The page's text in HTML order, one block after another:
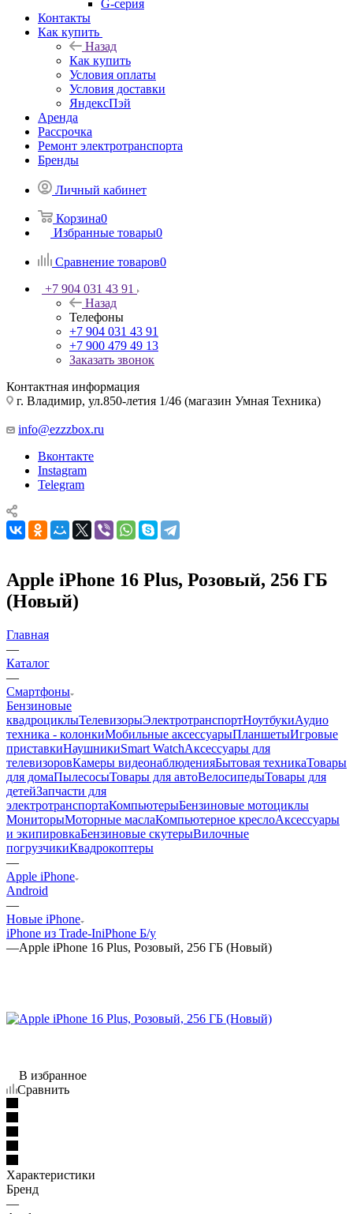
G-серия
Контакты
Как купить
Назад
Как купить
Условия оплаты
Условия доставки
ЯндексПэй
Аренда
Рассрочка
Ремонт электротранспорта
Бренды
Личный кабинет
Корзина0
Избранные товары0
Сравнение товаров0
+7 904 031 43 91
Назад
Телефоны
+7 904 031 43 91
+7 900 479 49 13
Заказать звонок
Контактная информация
г. Владимир, ул.850-летия 1/46 (магазин Умная Техника)
info@ezzzbox.ru
Вконтакте
Instagram
Telegram
Apple iPhone 16 Plus, Розовый, 256 ГБ
(Новый)
Главная
—
Каталог
—
Смартфоны
Бензиновые
квадроциклыТелевизорыЭлектротранспортНоутбукиАудио
техника - колонкиМобильные аксессуарыПланшетыИгровые
приставкиНаушникиSmart WatchАксессуары для
телевизоровКамеры видеонаблюденияБытовая техникаТовары
для домаПылесосыТовары для автоВелосипедыТовары для
детейЗапчасти для
электротранспортаКомпьютерыБензиновые мотоциклы
МониторыМоторные маслаКомпьютерное креслоАксессуары
и экипировкаБензиновые скутерыВилочные
погрузчикиКвадрокоптеры
—
Apple iPhone
Android
—
Новые iPhone
iPhone из Trade-IniPhone Б/у
—Apple iPhone 16 Plus, Розовый, 256 ГБ (Новый)
В избранное
Сравнить
Характеристики
Бренд
—